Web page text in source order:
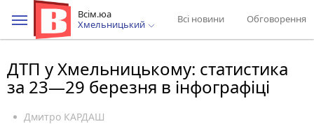
Всім.юа
Хмельницький
Всі новини Обговорення
ДТП у Хмельницькому: статистика
за 23—29 березня в інфографіці
Дмитро КАРДАШ